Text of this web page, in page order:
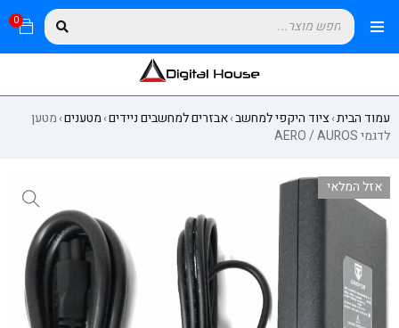
0
עמוד הבית›ציוד היקפי למחשב›אבזרים למחשבים ניידים›מטענים›מטען
לדגמי AERO / AUROS
אזל המלאי